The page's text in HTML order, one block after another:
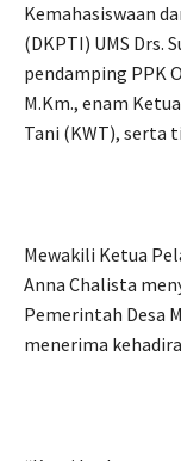
Kemahasiswaan
(DKPTI) UMS Drs.
pendamping PPK
M.Km., enam
Tani (KWT), serta
Mewakili Ketua
Anna Chalista
Pemerintah Desa
menerima